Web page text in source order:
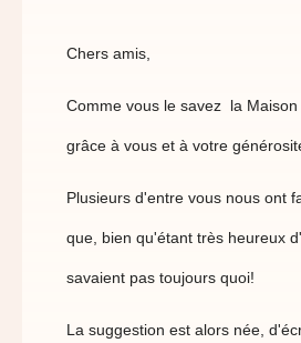
Chers amis,
Comme vous le savez la
grâce à vous et à votre
Plusieurs d'entre vous nous ont
que, bien qu'étant très heureux
savaient pas toujours quoi!
La suggestion est alors née,